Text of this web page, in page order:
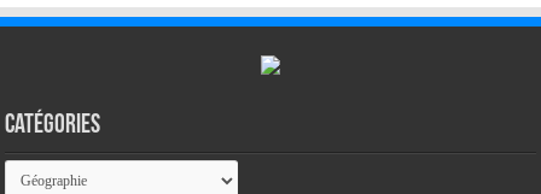
Catégories
Catégories